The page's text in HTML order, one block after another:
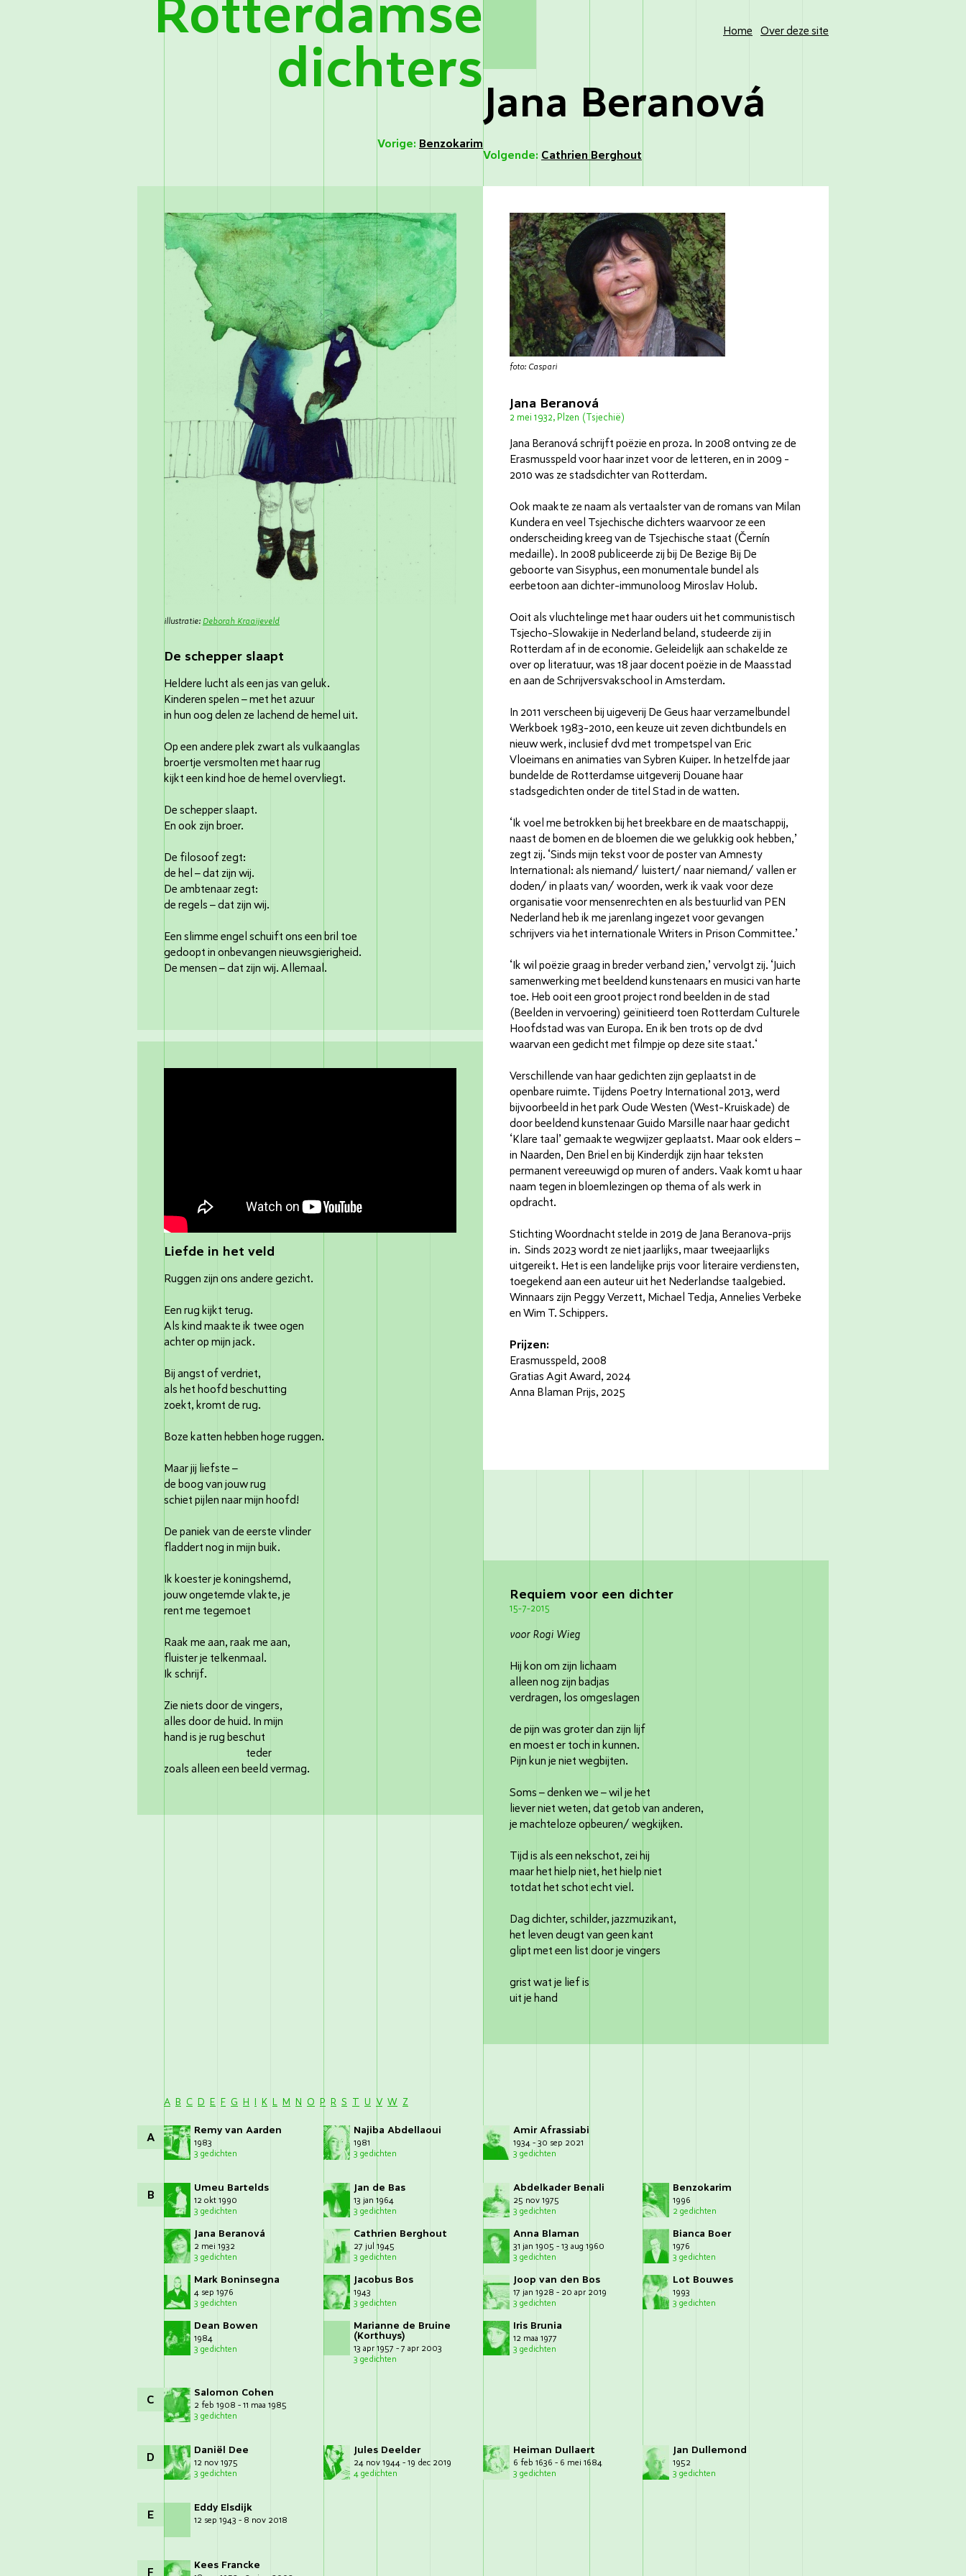
Rotterdamse
dichters
Home Over deze site
Jana Beranová
Vorige: Benzokarim
Volgende: Cathrien Berghout
foto: Caspari
Jana Beranová
2 mei 1932, Plzen (Tsjechië)
Jana Beranová schrijft poëzie en proza. In 2008 ontving ze de
Erasmusspeld voor haar inzet voor de letteren, en in 2009 -
2010 was ze stadsdichter van Rotterdam.
Ook maakte ze naam als vertaalster van de romans van Milan
Kundera en veel Tsjechische dichters waarvoor ze een
onderscheiding kreeg van de Tsjechische staat (Černín
medaille). In 2008 publiceerde zij bij De Bezige Bij De
geboorte van Sisyphus, een monumentale bundel als
eerbetoon aan dichter-immunoloog Miroslav Holub.
Ooit als vluchtelinge met haar ouders uit het communistisch
Tsjecho-Slowakije in Nederland beland, studeerde zij in
Rotterdam af in de economie. Geleidelijk aan schakelde ze
over op literatuur, was 18 jaar docent poëzie in de Maasstad
en aan de Schrijversvakschool in Amsterdam.
In 2011 verscheen bij uigeverij De Geus haar verzamelbundel
Werkboek 1983-2010, een keuze uit zeven dichtbundels en
nieuw werk, inclusief dvd met trompetspel van Eric
Vloeimans en animaties van Sybren Kuiper. In hetzelfde jaar
bundelde de Rotterdamse uitgeverij Douane haar
stadsgedichten onder de titel Stad in de watten.
‘Ik voel me betrokken bij het breekbare en de maatschappij,
naast de bomen en de bloemen die we gelukkig ook hebben,’
zegt zij. ‘Sinds mijn tekst voor de poster van Amnesty
International: als niemand/ luistert/ naar niemand/ vallen er
doden/ in plaats van/ woorden, werk ik vaak voor deze
organisatie voor mensenrechten en als bestuurlid van PEN
Nederland heb ik me jarenlang ingezet voor gevangen
schrijvers via het internationale Writers in Prison Committee.’
‘Ik wil poëzie graag in breder verband zien,’ vervolgt zij. ‘Juich
samenwerking met beeldend kunstenaars en musici van harte
toe. Heb ooit een groot project rond beelden in de stad
(Beelden in vervoering) geïnitieerd toen Rotterdam Culturele
Hoofdstad was van Europa. En ik ben trots op de dvd
waarvan een gedicht met filmpje op deze site staat.‘
Verschillende van haar gedichten zijn geplaatst in de
openbare ruimte. Tijdens Poetry International 2013, werd
bijvoorbeeld in het park Oude Westen (West-Kruiskade) de
door beeldend kunstenaar Guido Marsille naar haar gedicht
‘Klare taal’ gemaakte wegwijzer geplaatst. Maar ook elders –
in Naarden, Den Briel en bij Kinderdijk zijn haar teksten
permanent vereeuwigd op muren of anders. Vaak komt u haar
naam tegen in bloemlezingen op thema of als werk in
opdracht.
Stichting Woordnacht stelde in 2019 de Jana Beranova-prijs
in. Sinds 2023 wordt ze niet jaarlijks, maar tweejaarlijks
uitgereikt. Het is een landelijke prijs voor literaire verdiensten,
toegekend aan een auteur uit het Nederlandse taalgebied.
Winnaars zijn Peggy Verzett, Michael Tedja, Annelies Verbeke
en Wim T. Schippers.
Prijzen:
Erasmusspeld, 2008
Gratias Agit Award, 2024
Anna Blaman Prijs, 2025
illustratie: Deborah Kraaijeveld
De schepper slaapt
Heldere lucht als een jas van geluk.
Kinderen spelen – met het azuur
in hun oog delen ze lachend de hemel uit.
Op een andere plek zwart als vulkaanglas
broertje versmolten met haar rug
kijkt een kind hoe de hemel overvliegt.
De schepper slaapt.
En ook zijn broer.
De filosoof zegt:
de hel – dat zijn wij.
De ambtenaar zegt:
de regels – dat zijn wij.
Een slimme engel schuift ons een bril toe
gedoopt in onbevangen nieuwsgierigheid.
De mensen – dat zijn wij. Allemaal.
Liefde in het veld
Ruggen zijn ons andere gezicht.
Een rug kijkt terug.
Als kind maakte ik twee ogen
achter op mijn jack.
Bij angst of verdriet,
als het hoofd beschutting
zoekt, kromt de rug.
Boze katten hebben hoge ruggen.
Maar jij liefste –
de boog van jouw rug
schiet pijlen naar mijn hoofd!
De paniek van de eerste vlinder
fladdert nog in mijn buik.
Ik koester je koningshemd,
jouw ongetemde vlakte, je
rent me tegemoet
Raak me aan, raak me aan,
fluister je telkenmaal.
Ik schrijf.
Zie niets door de vingers,
alles door de huid. In mijn
hand is je rug beschut
teder
zoals alleen een beeld vermag.
Requiem voor een dichter
15-7-2015
voor Rogi Wieg
Hij kon om zijn lichaam
alleen nog zijn badjas
verdragen, los omgeslagen
de pijn was groter dan zijn lijf
en moest er toch in kunnen.
Pijn kun je niet wegbijten.
Soms – denken we – wil je het
liever niet weten, dat getob van anderen,
je machteloze opbeuren/ wegkijken.
Tijd is als een nekschot, zei hij
maar het hielp niet, het hielp niet
totdat het schot echt viel.
Dag dichter, schilder, jazzmuzikant,
het leven deugt van geen kant
glipt met een list door je vingers
grist wat je lief is
uit je hand
A B C D E F G H I K L M N O P R S T U V W Z
A Remy van Aarden
1983
3 gedichten
Najiba Abdellaoui
1981
3 gedichten
Amir Afrassiabi
1934 - 30 sep 2021
3 gedichten
B Umeu Bartelds
12 okt 1990
3 gedichten
Jan de Bas
13 jan 1964
3 gedichten
Abdelkader Benali
25 nov 1975
3 gedichten
Benzokarim
1996
2 gedichten
Jana Beranová
2 mei 1932
3 gedichten
Cathrien Berghout
27 jul 1945
3 gedichten
Anna Blaman
31 jan 1905 - 13 aug 1960
3 gedichten
Bianca Boer
1976
3 gedichten
Mark Boninsegna
4 sep 1976
3 gedichten
Jacobus Bos
1943
3 gedichten
Joop van den Bos
17 jan 1928 - 20 apr 2019
3 gedichten
Lot Bouwes
1993
3 gedichten
Dean Bowen
1984
3 gedichten
Marianne de Bruine
(Korthuys)
13 apr 1957 - 7 apr 2003
3 gedichten
Iris Brunia
12 maa 1977
3 gedichten
C Salomon Cohen
2 feb 1908 - 11 maa 1985
3 gedichten
D Daniël Dee
12 nov 1975
3 gedichten
Jules Deelder
24 nov 1944 - 19 dec 2019
4 gedichten
Heiman Dullaert
6 feb 1636 - 6 mei 1684
3 gedichten
Jan Dullemond
1952
3 gedichten
E Eddy Elsdijk
12 sep 1943 - 8 nov 2018
F Kees Francke